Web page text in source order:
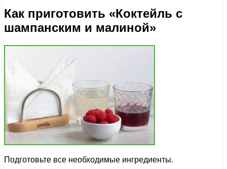
Как приготовить «Коктейль с
шампанским и малиной»
Подготовьте все необходимые ингредиенты.